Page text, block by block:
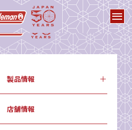
製品情報
店舗情報